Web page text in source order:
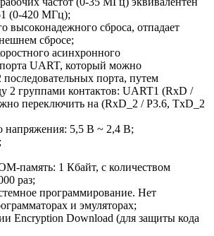
(0-420 МГц);
высоконадежного сброса, отпадает
сбросе;
асинхронного
порта UART, который можно
последовательных порта, путем
2 группами контактов: UART1 (RxD /
переключить на (RxD_2 / P3.6, TxD_2
напряжения: 5,5 В ~ 2,4 В;
память: 1 Кбайт, с количеством
раз;
программирование. Нет
и эмуляторах;
Encryption Download (для защиты кода